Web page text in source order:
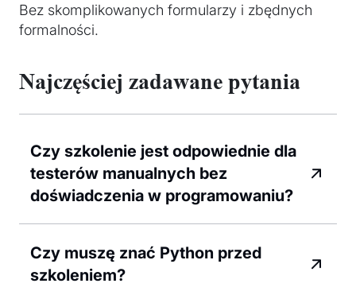
Bez skomplikowanych formularzy i zbędnych
formalności.
Najczęściej zadawane pytania
Czy szkolenie jest odpowiednie dla
testerów manualnych bez
doświadczenia w programowaniu?
Czy muszę znać Python przed
szkoleniem?